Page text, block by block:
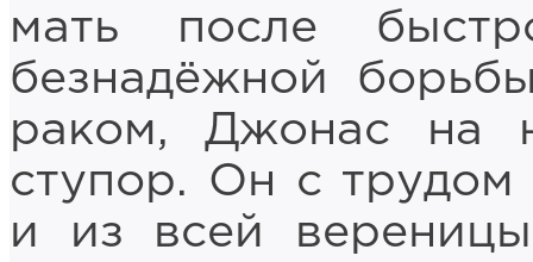
мать после
безнадёжной
раком, Джонас на
ступор. Он с трудом
и из всей